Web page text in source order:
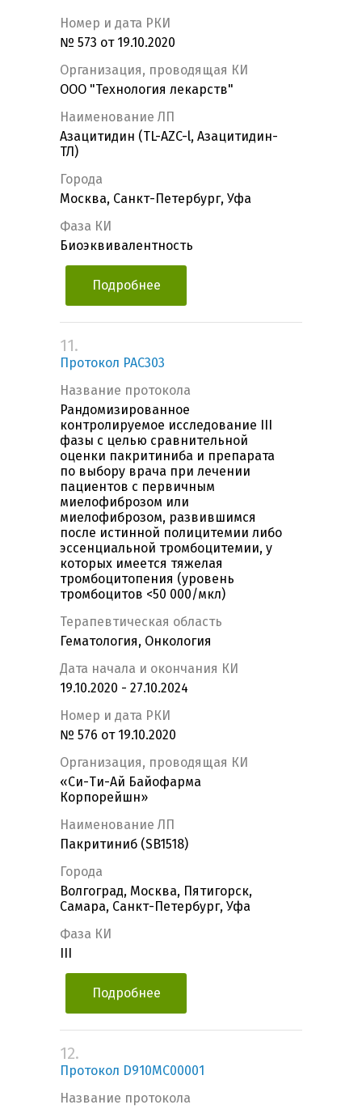
Номер и дата РКИ
№ 573 от 19.10.2020
Организация, проводящая КИ
ООО "Технология лекарств"
Наименование ЛП
Азацитидин (TL-AZC-l, Азацитидин-
ТЛ)
Города
Москва, Санкт-Петербург, Уфа
Фаза КИ
Биоэквивалентность
Подробнее
11.
Протокол PAC303
Название протокола
Рандомизированное
контролируемое исследование III
фазы с целью сравнительной
оценки пакритиниба и препарата
по выбору врача при лечении
пациентов с первичным
миелофиброзом или
миелофиброзом, развившимся
после истинной полицитемии либо
эссенциальной тромбоцитемии, у
которых имеется тяжелая
тромбоцитопения (уровень
тромбоцитов <50 000/мкл)
Терапевтическая область
Гематология, Онкология
Дата начала и окончания КИ
19.10.2020 - 27.10.2024
Номер и дата РКИ
№ 576 от 19.10.2020
Организация, проводящая КИ
«Си-Ти-Ай Байофарма
Корпорейшн»
Наименование ЛП
Пакритиниб (SB1518)
Города
Волгоград, Москва, Пятигорск,
Самара, Санкт-Петербург, Уфа
Фаза КИ
Подробнее
12.
Протокол D910MC00001
Название протокола